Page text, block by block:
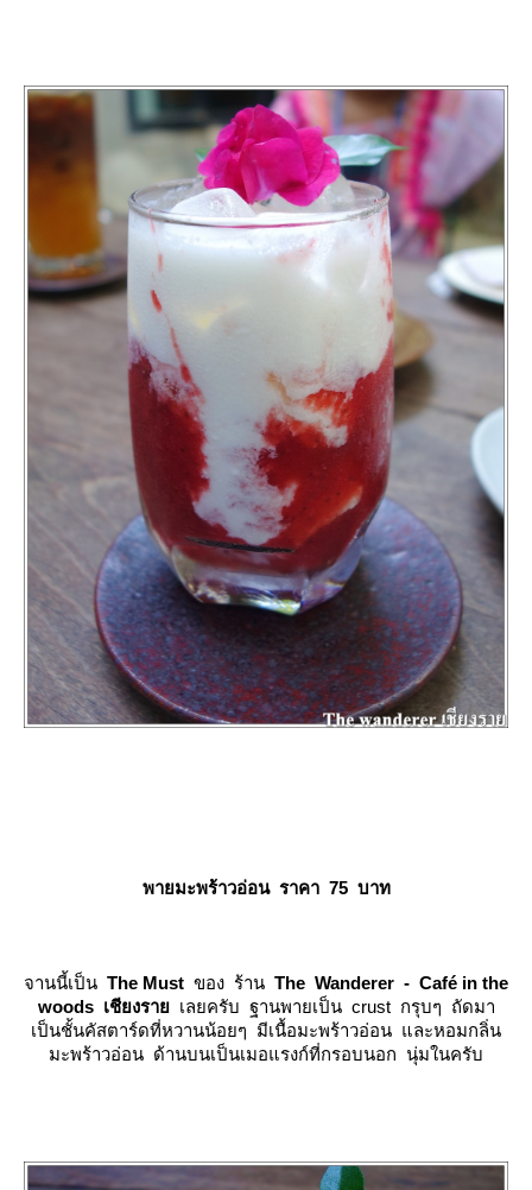
พายมะพร้าวอ่อน ราคา 75 บาท
จานนี้เป็น The Must ของ ร้าน The Wanderer - Café in the
woods เชียงราเลยครับ ฐานพายเป็น crust กรุบๆ ถัดมา
เป็นชั้นคัสตาร์ดที่หวานน้อยๆ มีเนื้อมะพร้าวอ่อน และหอมกลิ่น
มะพร้าวอ่อน ด้านบนเป็นเมอแรงก์ที่กรอบนอก นุ่มในครับ